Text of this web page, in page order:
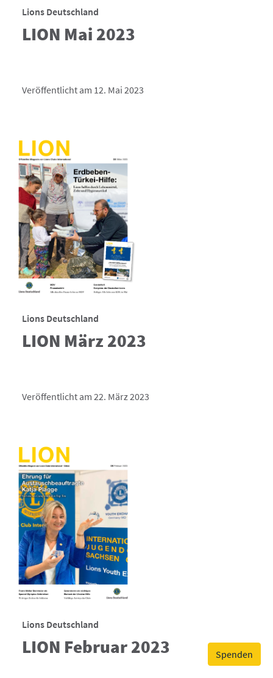
Spenden
Lions Deutschland
LION Mai 2023
Veröffentlicht am 12. Mai 2023
Lions Deutschland
LION März 2023
Veröffentlicht am 22. März 2023
Lions Deutschland
LION Februar 2023